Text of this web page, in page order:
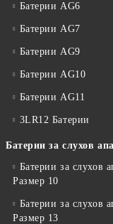
Батерии AG6
Батерии AG7
Батерии AG9
Батерии AG10
Батерии AG11
3LR12 Батерии
Батерии за слухов
Батерии за слухов
Размер 10
Батерии за слухов
Размер 13